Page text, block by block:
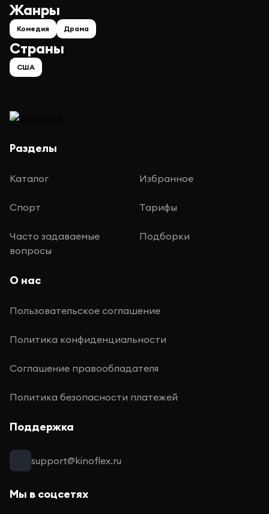
Страны
США
Жанры
Комедия Драма
Разделы
Каталог Избранное
Спорт Тарифы
Часто задаваемые
вопросы
Подборки
О нас
Пользовательское соглашение
Политика конфиденциальности
Соглашение правообладателя
Политика безопасности платежей
Поддержка
support@kinoflex.ru
Мы в соцсетях